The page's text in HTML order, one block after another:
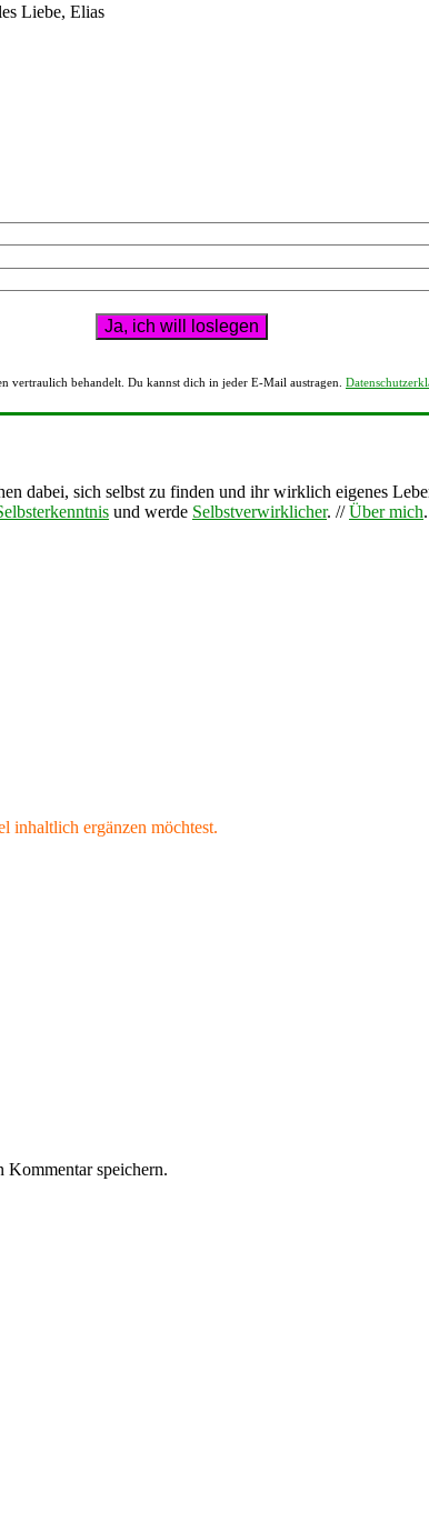
Liebe, Elias
vertraulich behandelt. Du kannst dich in jeder E-Mail austragen.
dabei, sich selbst zu finden und ihr wirklich eigenes
und werde Selbstverwirklicher. //Über mich
inhaltlich ergänzen möchtest.
Kommentar speichern.